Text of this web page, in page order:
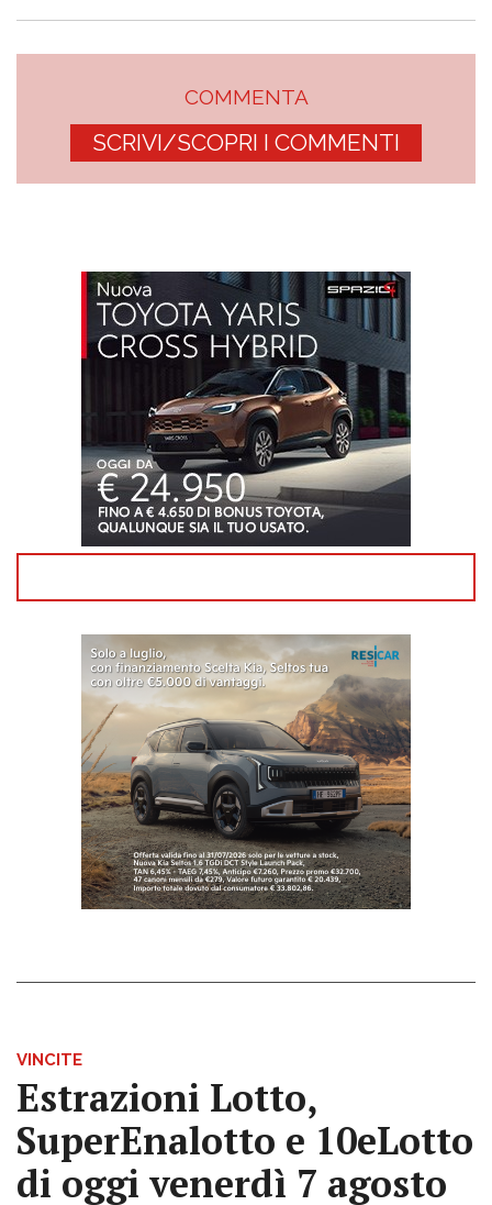
COMMENTA
SCRIVI/SCOPRI I COMMENTI
VINCITE
Estrazioni Lotto,
SuperEnalotto e 10eLotto
di oggi venerdì 7 agosto